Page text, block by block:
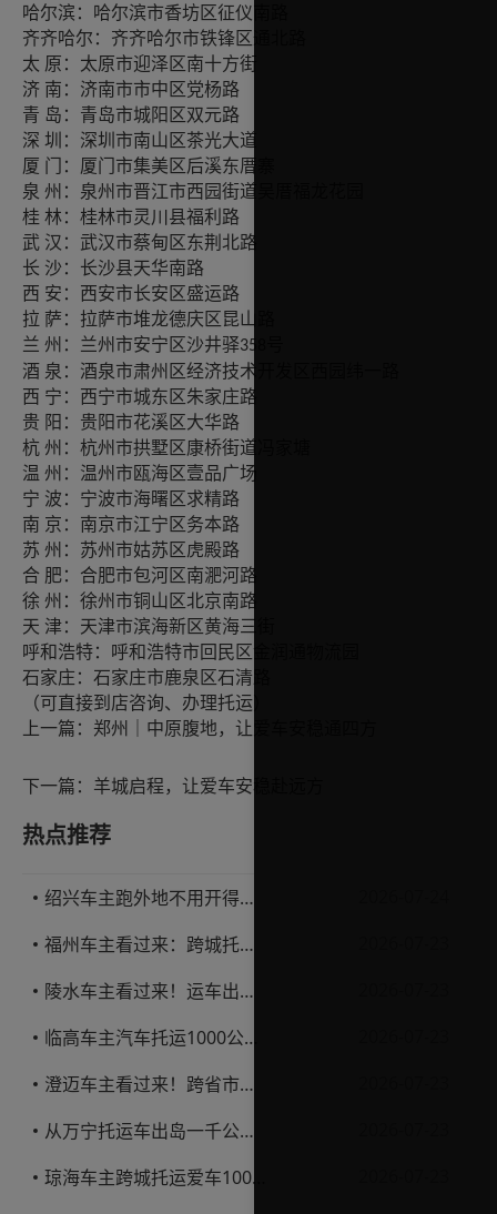
哈尔滨：哈尔滨市香坊区征仪南路
齐齐哈尔：齐齐哈尔市铁锋区通北路
太 原：太原市迎泽区南十方街
济 南：济南市市中区党杨路
青 岛：青岛市城阳区双元路
深 圳：深圳市南山区茶光大道
厦 门：厦门市集美区后溪东厝寨
泉 州：泉州市晋江市西园街道吴厝福龙花园
桂 林：桂林市灵川县福利路
武 汉：武汉市蔡甸区东荆北路
长 沙：长沙县天华南路
西 安：西安市长安区盛运路
拉 萨：拉萨市堆龙德庆区昆山路
兰 州：兰州市安宁区沙井驿358
酒 泉：酒泉市肃州区经济技术开发区西园纬一路
西 宁：西宁市城东区朱家庄路
贵 阳：贵阳市花溪区大华路
杭 州：杭州市拱墅区康桥街道冯家塘
温 州：温州市瓯海区壹品广场
宁 波：宁波市海曙区求精路
南 京：南京市江宁区务本路
苏 州：苏州市姑苏区虎殿路
合 肥：合肥市包河区南淝河路
徐 州：徐州市铜山区北京南路
天 津：天津市滨海新区黄海三街
呼和浩特：呼和浩特市回民区金润通物流园
石家庄：石家庄市鹿泉区石清路
（可直接到店咨询、办理托运）
上一篇： 郑州｜中原腹地，让爱车安稳通四方
下一篇： 羊城启程，让爱车安稳赴远方
热点推荐
绍兴车主跑外地不用开得累？这份汽车托运实用指南收好不亏
福州车主看过来：跨城托运1000公里，这笔账要怎么算才不亏
陵水车主看过来！运车出岛一千公里，这笔账得这么算
临高车主汽车托运1000公里省钱避坑指南
澄迈车主看过来！跨省市托运私家车，这些账得算明白
从万宁托运车出岛一千公里，这笔钱该怎么花才不踩坑
琼海车主跨城托运爱车1000公里费用解析